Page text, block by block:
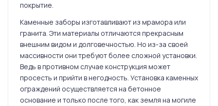
покрытие.
Каменные заборы изготавливают из мрамора или
гранита. Эти материалы отличаются прекрасным
внешним видом и долговечностью. Но из-за своей
массивности они требуют более сложной установки.
Ведь в противном случае конструкция может
просесть и прийти в негодность. Установка каменных
ограждений осуществляется на бетонное
основание и только после того, как земля на могиле